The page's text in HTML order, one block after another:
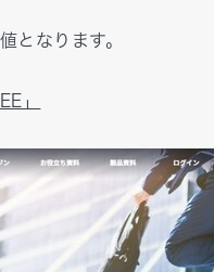
となります。
」